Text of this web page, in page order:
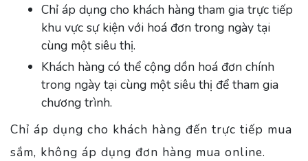
Chỉ áp dụng cho khách hàng tham gia trực tiếp
khu vực sự kiện với hoá đơn trong ngày tại
cùng một siêu thị.
Khách hàng có thể cộng dồn hoá đơn chính
trong ngày tại cùng một siêu thị để tham gia
chương trình.
Chỉ áp dụng cho khách hàng đến trực tiếp mua
sắm, không áp dụng đơn hàng mua online.